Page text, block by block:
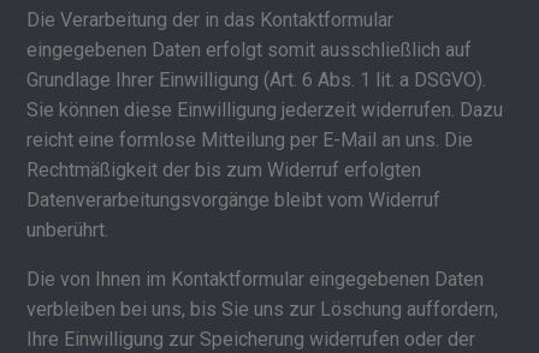
Die Verarbeitung der in das Kontaktformular
eingegebenen Daten erfolgt somit ausschließlich auf
Grundlage Ihrer Einwilligung (Art. 6 Abs. 1 lit. a DSGVO).
Sie können diese Einwilligung jederzeit widerrufen. Dazu
reicht eine formlose Mitteilung per E-Mail an uns. Die
Rechtmäßigkeit der bis zum Widerruf erfolgten
Datenverarbeitungsvorgänge bleibt vom Widerruf
unberührt.
Die von Ihnen im Kontaktformular eingegebenen Daten
verbleiben bei uns, bis Sie uns zur Löschung auffordern,
Ihre Einwilligung zur Speicherung widerrufen oder der